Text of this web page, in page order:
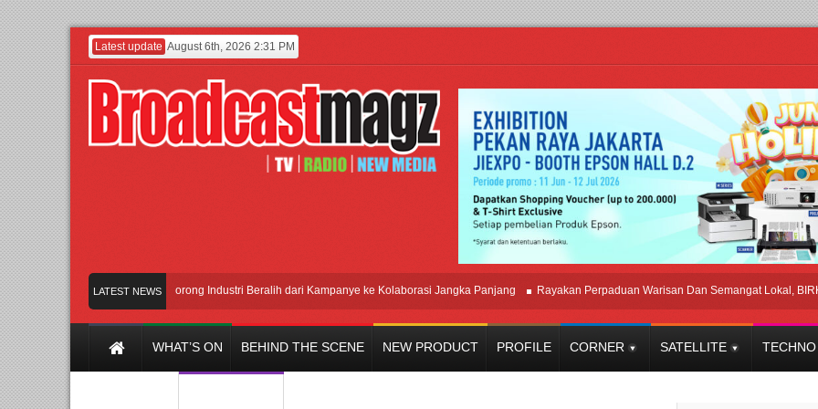
Latest update August 6th, 2026 2:31 PM
LATEST NEWS
APMF 2026 Dorong Industri Beralih dari Kampanye ke Kolaborasi Jangka Panjang Rayakan Perpaduan Warisan Dan Semangat Lokal,
WHAT’S ON BEHIND THE SCENE NEW PRODUCT PROFILE CORNER SATELLITE TECHNO